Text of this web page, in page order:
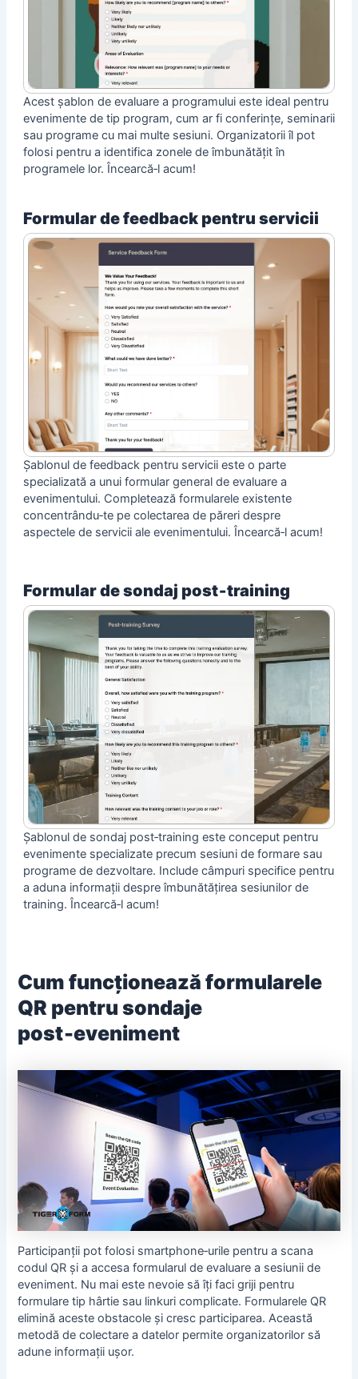
Acest șablon de evaluare a programului este ideal pentru
evenimente de tip program, cum ar fi conferințe, seminarii
sau programe cu mai multe sesiuni. Organizatorii îl pot
folosi pentru a identifica zonele de îmbunătățit în
programele lor. Încearcă‑l acum!
Formular de feedback pentru servicii
Șablonul de feedback pentru servicii este o parte
specializată a unui formular general de evaluare a
evenimentului. Completează formularele existente
concentrându‑te pe colectarea de păreri despre
aspectele de servicii ale evenimentului. Încearcă‑l acum!
Formular de sondaj post‑training
Șablonul de sondaj post‑training este conceput pentru
evenimente specializate precum sesiuni de formare sau
programe de dezvoltare. Include câmpuri specifice pentru
a aduna informații despre îmbunătățirea sesiunilor de
training. Încearcă‑l acum!
Cum funcționează formularele
QR pentru sondaje
post‑eveniment
Participanții pot folosi smartphone‑urile pentru a scana
codul QR și a accesa formularul de evaluare a sesiunii de
eveniment. Nu mai este nevoie să îți faci griji pentru
formulare tip hârtie sau linkuri complicate. Formularele QR
elimină aceste obstacole și cresc participarea. Această
metodă de colectare a datelor permite organizatorilor să
adune informații ușor.